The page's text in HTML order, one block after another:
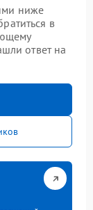
ниже
в
ответ на